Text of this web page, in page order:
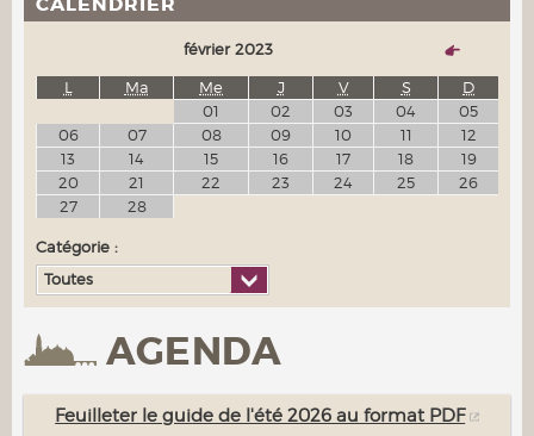
AGENDA
Feuilleter le guide de l'été 2026 au format PDF
février 2023
L
Ma Me J V S
D
01
02 03 04
05
06
07 08 09 10 11
12
13
14 15 16 17 18
19
20
21 22 23 24 25
26
27
28
Catégorie :
Toutes